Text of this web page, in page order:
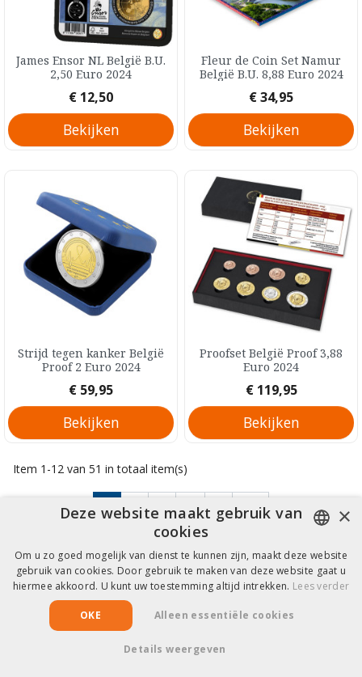
James Ensor NL België B.U.
2,50 Euro 2024
Prijs
€ 12,50
Bekijken
Fleur de Coin Set Namur
België B.U. 8,88 Euro 2024
Prijs
€ 34,95
Bekijken
Strijd tegen kanker België
Proof 2 Euro 2024
Prijs
€ 59,95
Bekijken
Proofset België Proof 3,88
Euro 2024
Prijs
€ 119,95
Bekijken
Item 1-12 van 51 in totaal item(s)
1 2 3 … 5 Volgende

Terug naar boven
Hulp & Informatie
Copyright © 2026 EuroCollect
DUTCH
FRENCH
×
Deze website maakt gebruik van
cookies
Om u zo goed mogelijk van dienst te kunnen zijn, maakt deze website
gebruik van cookies. Door gebruik te maken van deze website gaat u
hiermee akkoord. U kunt uw toestemming altijd intrekken. Lees verder
OKE Alleen essentiële cookies
Details weergeven